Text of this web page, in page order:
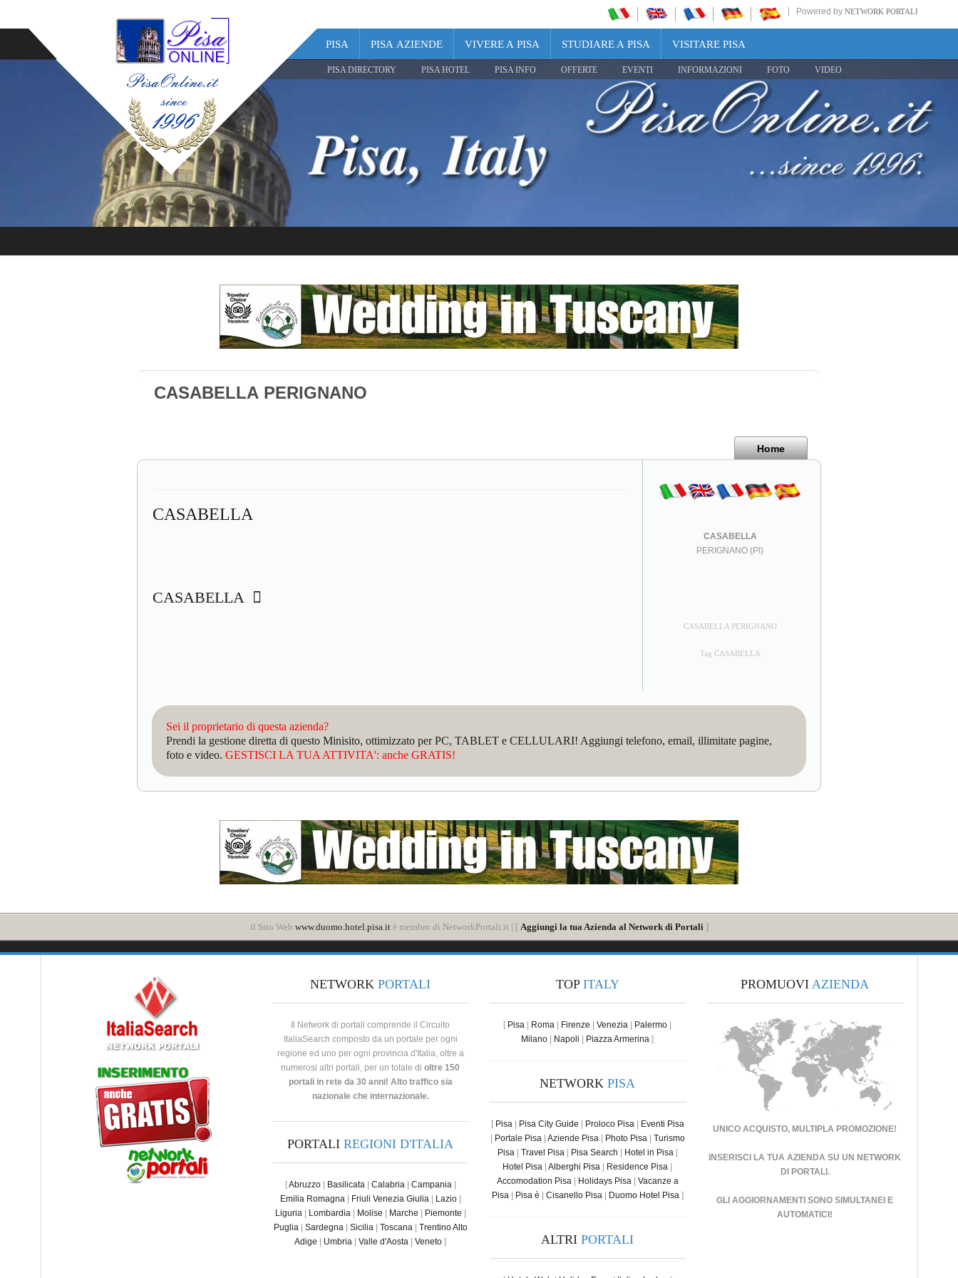
Powered by NETWORK PORTALI
PISA PISA AZIENDE VIVERE A PISA STUDIARE A PISA VISITARE PISA
PISA DIRECTORY PISA HOTEL PISA INFO OFFERTE EVENTI INFORMAZIONI FOTO VIDEO
CASABELLA PERIGNANO
Home
CASABELLA
CASABELLA
CASABELLA
PERIGNANO (PI)
CASABELLA PERIGNANO
Tag CASABELLA
Sei il proprietario di questa azienda?
Prendi la gestione diretta di questo Minisito, ottimizzato per PC, TABLET e CELLULARI! Aggiungi telefono, email, illimitate pagine,
foto e video. GESTISCI LA TUA ATTIVITA': anche GRATIS!
il Sito Web www.duomo.hotel.pisa.itè membro di NetworkPortali.it | [ Aggiungi la tua Azienda al Network di Portali]
NETWORKPORTALI
Il Network di portali comprende il Circuito
ItaliaSearch composto da un portale per ogni
regione ed uno per ogni provincia d'Italia, oltre a
numerosi altri portali, per un totale dioltre 150
portali in rete da 30 anni! Alto traffico sia
nazionale che internazionale.
PORTALIREGIONI D'ITALIA
[Abruzzo| Basilicata| Calabria| Campania|
Emilia Romagna| Friuli Venezia Giulia| Lazio|
Liguria| Lombardia| Molise Marche Piemonte
Puglia| Sardegna| Sicilia| Toscana| Trentino Alto
Adige
Umbria |Valle d'Aosta |Veneto ]
TOP ITALY
[ Pisa Roma Firenze |Venezia Palermo
Milano
Napoli Piazza Armerina ]
NETWORKPISA
[ Pisa| Pisa City Guide Proloco Pisa|
Eventi Pisa
Portale Pisa| Aziende Pisa| Photo Pisa| Turismo
Pisa| Travel Pisa| Pisa Search Hotel in Pisa|
Hotel Pisa |Alberghi Pisa Residence Pisa
Accomodation Pisa| Holidays Pisa| Vacanze a
Pisa| Pisa è Cisanello Pisa| Duomo Hotel Pisa]
ALTRIPORTALI
PROMUOVIAZIENDA
UNICO ACQUISTO, MULTIPLA PROMOZIONE!
INSERISCI LA TUA AZIENDA SU UN NETWORK
DI PORTALI .
GLI AGGIORNAMENTI SONO SIMULTANEI E
AUTOMATICI!